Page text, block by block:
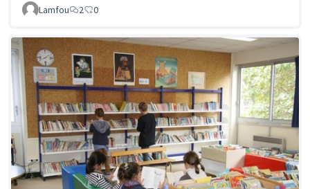
Lamfou 2 0